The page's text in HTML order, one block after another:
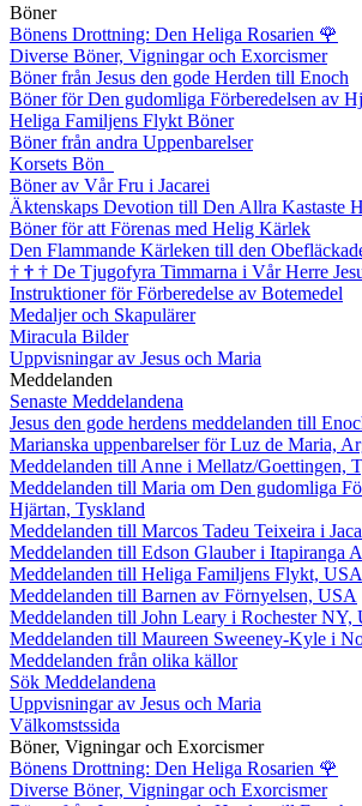
Böner
Bönens Drottning: Den Heliga Rosarien 🌹
Diverse Böner, Vigningar och Exorcismer
Böner från Jesus den gode Herden till Enoch
Böner för Den gudomliga Förberedelsen av
Heliga Familjens Flykt Böner
Böner från andra Uppenbarelser
Korsets Bön
Böner av Vår Fru i Jacarei
Äktenskaps Devotion till Den Allra Kastaste
Böner för att Förenas med Helig Kärlek
Den Flammande Kärleken till den
† † † De Tjugofyra Timmarna i Vår Herre
Instruktioner för Förberedelse av Botemedel
Medaljer och Skapulärer
Miracula Bilder
Uppvisningar av Jesus och Maria
Meddelanden
Senaste Meddelandena
Jesus den gode herdens meddelanden till
Marianska uppenbarelser för Luz de Maria,
Meddelanden till Anne i Mellatz/Goettingen,
Meddelanden till Maria om Den gudomliga
Hjärtan, Tyskland
Meddelanden till Marcos Tadeu Teixeira i
Meddelanden till Edson Glauber i Itapiranga
Meddelanden till Heliga Familjens Flykt, USA
Meddelanden till Barnen av Förnyelsen, USA
Meddelanden till John Leary i Rochester NY,
Meddelanden till Maureen Sweeney-Kyle i
Meddelanden från olika källor
Sök Meddelandena
Uppvisningar av Jesus och Maria
Välkomstssida
Böner, Vigningar och Exorcismer
Bönens Drottning: Den Heliga Rosarien 🌹
Diverse Böner, Vigningar och Exorcismer